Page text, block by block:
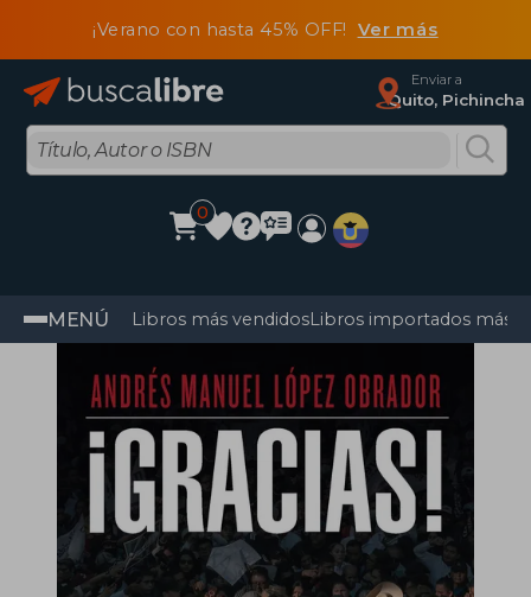
¡Verano con hasta 45% OFF! Ver más
Enviar a
Quito, Pichincha
0
MENÚ Libros más vendidosLibros importados más